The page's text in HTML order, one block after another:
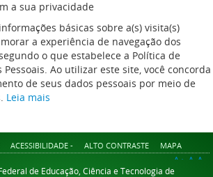
a sua privacidade
básicas sobre a(s) visita(s)
a experiência de navegação dos
o que estabelece a Política de
Pessoais. Ao utilizar este site, você concorda
de seus dados pessoais por meio de
Leia mais
ACESSIBILIDADE - ALTO CONTRASTE MAPA
A+ A A-
de Educação, Ciência e Tecnologia de